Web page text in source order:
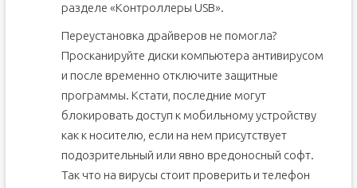
разделе «Контроллеры USB».
Переустановка драйверов не помогла?
Просканируйте диски компьютера антивирусом
и после временно отключите защитные
программы. Кстати, последние могут
блокировать доступ к мобильному устройству
как к носителю, если на нем присутствует
подозрительный или явно вредоносный софт.
Так что на вирусы стоит проверить и телефон